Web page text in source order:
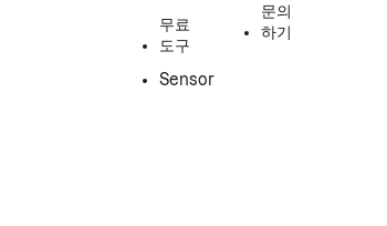
무료
도구
Sensor
문의
하기